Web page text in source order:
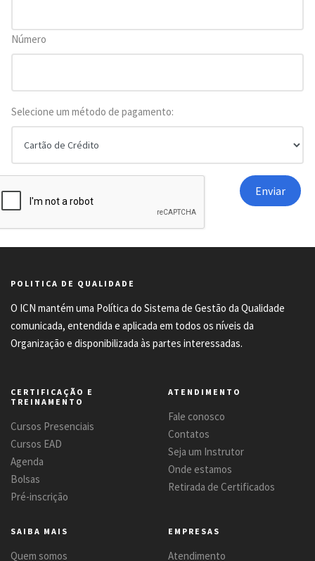
Número
Selecione um método de pagamento:
POLITICA DE QUALIDADE
O ICN mantém uma Política do Sistema de Gestão da Qualidade
comunicada, entendida e aplicada em todos os níveis da
Organização e disponibilizada às partes interessadas.
CERTIFICAÇÃO E
TREINAMENTO
Cursos Presenciais
Cursos EAD
Agenda
Bolsas
Pré-inscrição
ATENDIMENTO
Fale conosco
Contatos
Seja um Instrutor
Onde estamos
Retirada de Certificados
SAIBA MAIS
Quem somos
EMPRESAS
Atendimento